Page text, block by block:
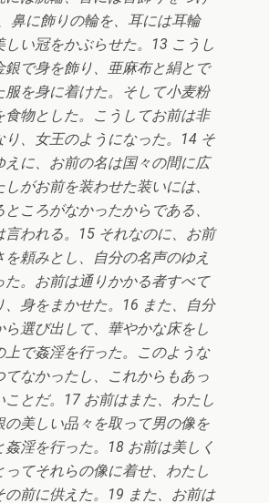
鼻に飾りの輪を、耳には耳輪
しい冠をかぶらせた。13 こうし
銀で身を飾り、亜麻布と絹とで
服を身に着けた。そして小麦粉
食物とした。こうしてお前は非
り、女王のようになった。14 そ
えに、お前の名は国々の間に広
しがお前を装わせた装いには、
ころがなかったからである、
言われる。15 それなのに、お前
を頼みとし、自分の名声のゆえ
た。お前は通りかかる者すべて
、身をまかせた。16 また、自分
ら選び出して、華やかな床をし
上で姦淫を行った。このような
てなかったし、これからもあっ
ことだ。17 お前はまた、わたし
の美しい品々を取って男の像を
姦淫を行った。18 お前は美しく
ってそれらの像に着せ、わたし
の前に供えた。19 また、お前は